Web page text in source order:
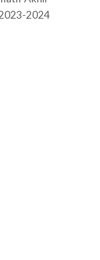
2024